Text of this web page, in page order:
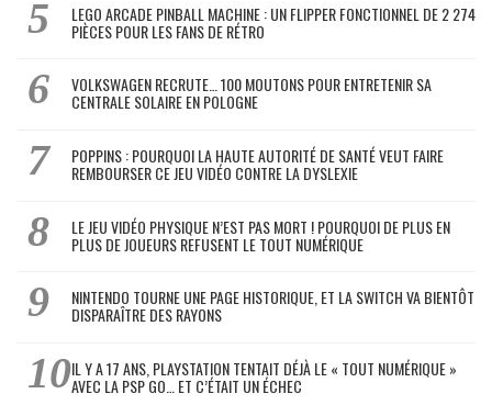
LEGO ARCADE PINBALL MACHINE : UN FLIPPER FONCTIONNEL DE 2 274
PIÈCES POUR LES FANS DE RÉTRO
VOLKSWAGEN RECRUTE… 100 MOUTONS POUR ENTRETENIR SA
CENTRALE SOLAIRE EN POLOGNE
POPPINS : POURQUOI LA HAUTE AUTORITÉ DE SANTÉ VEUT FAIRE
REMBOURSER CE JEU VIDÉO CONTRE LA DYSLEXIE
LE JEU VIDÉO PHYSIQUE N’EST PAS MORT ! POURQUOI DE PLUS EN
PLUS DE JOUEURS REFUSENT LE TOUT NUMÉRIQUE
NINTENDO TOURNE UNE PAGE HISTORIQUE, ET LA SWITCH VA BIENTÔT
DISPARAÎTRE DES RAYONS
IL Y A 17 ANS, PLAYSTATION TENTAIT DÉJÀ LE « TOUT NUMÉRIQUE »
AVEC LA PSP GO… ET C’ÉTAIT UN ÉCHEC